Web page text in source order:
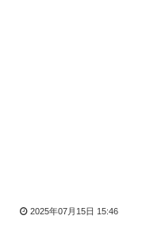
2025年07月15日 15:46